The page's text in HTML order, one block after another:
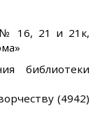
16, 21 и 21к,
библиотеки
(4942)